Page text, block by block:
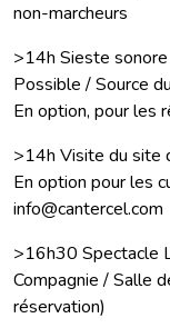
non-marcheurs
>14h Sieste
Possible / Source
En option, pour les
>14h Visite du site
En option pour les
info@cantercel.com
>16h30 Spectacle
Compagnie / Salle
réservation)